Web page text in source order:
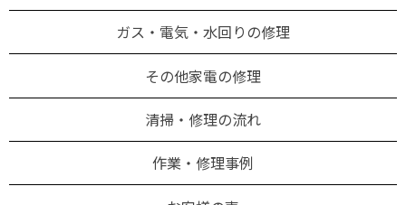
ガス・電気・水回りの修理
その他家電の修理
清掃・修理の流れ
作業・修理事例